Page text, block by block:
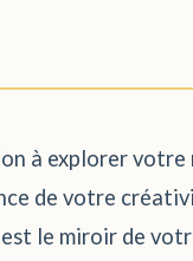
à explorer
de votre
le miroir de